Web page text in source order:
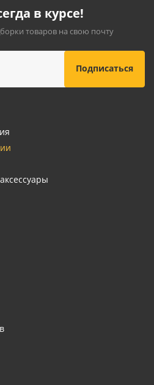
в курсе!
товаров на свою почту